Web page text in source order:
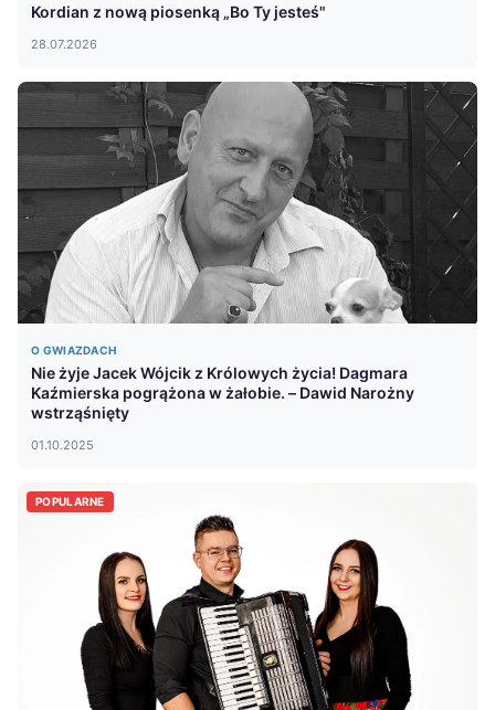
Kordian z nową piosenką „Bo Ty jesteś"
28.07.2026
O GWIAZDACH
Nie żyje Jacek Wójcik z Królowych życia! Dagmara
Kaźmierska pogrążona w żałobie. – Dawid Narożny
wstrząśnięty
01.10.2025
POPULARNE